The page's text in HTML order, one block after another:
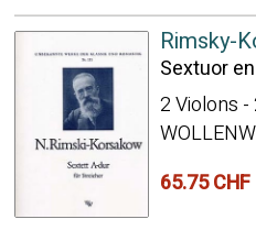
Rimsky-
Sextuor
2 Violons
65.75 CHF